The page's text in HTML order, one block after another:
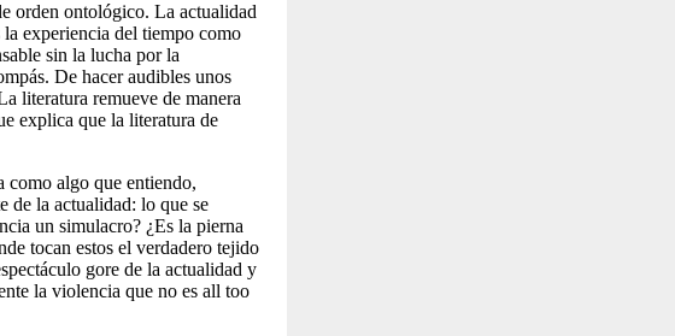
orden ontológico. La actualidad
la experiencia del tiempo como
sin la lucha por la
De hacer audibles unos
literatura remueve de manera
explica que la literatura de
como algo que entiendo,
de la actualidad: lo que se
un simulacro? ¿Es la pierna
tocan estos el verdadero tejido
gore de la actualidad y
la violencia que no es all too